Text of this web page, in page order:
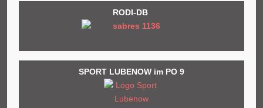
RODI-DB
SPORT LUBENOW im PO 9